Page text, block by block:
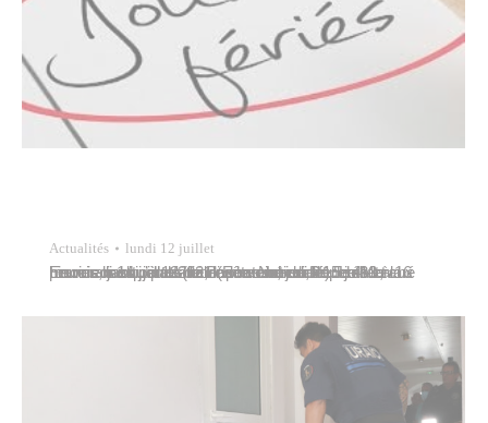
Actualités lundi 12 juillet
En raison du jour férié, le marché de Papeete et la piscine municipale de Papeete seront fermés le mercredi 14 juillet 2021 (Fête Nationale). Le Marché rouvrira ses portes le lendemain, jeudi 15 juillet, aux heures habituelles (lundi au vendredi de 5 h 30 à 16 heures, jusqu’à 13 heures le samedi, et de 4…